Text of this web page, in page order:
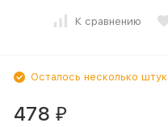
К сравнению
Осталось несколько штук
478 ₽